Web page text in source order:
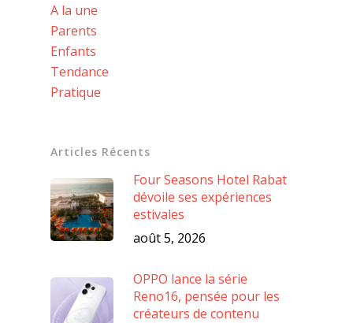
A la une
Parents
Enfants
Tendance
Pratique
Articles Récents
Four Seasons Hotel Rabat
dévoile ses expériences
estivales
août 5, 2026
OPPO lance la série
Reno16, pensée pour les
créateurs de contenu